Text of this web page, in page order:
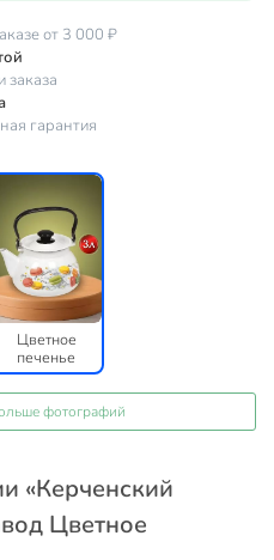
от 3 000 ₽
заказа
гарантия
Цветное
печенье
фотографий
«Керченский
Цветное